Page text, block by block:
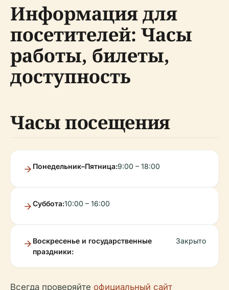
Информация для
посетителей: Часы
работы, билеты,
доступность
Часы посещения
Понедельник–Пятница:9:00 – 18:00
Суббота:10:00 – 16:00
Воскресенье и государственные
праздники:
Закрыто
Всегда проверяйте официальный сайт